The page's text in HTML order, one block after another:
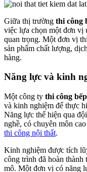
Giữa thị trường thi công
việc lựa chọn một đơn vị
quan trọng. Một đơn vị
sản phẩm chất lượng,
hàng.
Năng lực và kinh
Một công ty thi công
và kinh nghiệm để thực
Năng lực thể hiện qua
nghề, có chuyên môn
thi công nội thất.
Kinh nghiệm được tích
công trình đã hoàn thành
mô. Một đơn vị có năng